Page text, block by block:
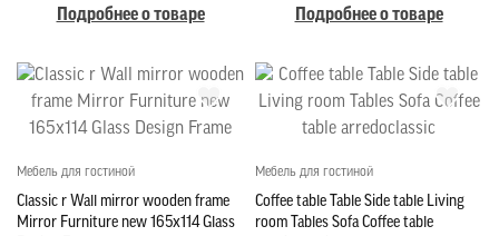
Подробнее о товаре Подробнее о товаре
Мебель для гостиной
Classic r Wall mirror wooden frame
Mirror Furniture new 165x114 Glass
Мебель для гостиной
Coffee table Table Side table Living
room Tables Sofa Coffee table